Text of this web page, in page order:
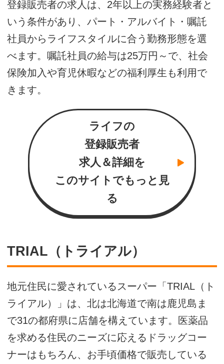
登録販売者の求人は、2年以上の実務経験者と
いう条件があり、パート・アルバイト・嘱託
社員からライフスタイルに合う勤務形態を選
べます。嘱託社員の給与は25万円～で、社会
保険加入や育児休暇などの福利厚生も利用で
きます。
ライフの
登録販売者
求人＆詳細を
このサイトでもっと見
る
TRIAL（トライアル）
地元住民に愛されているスーパー「TRIAL（ト
ライアル）」は、北は北海道で南は鹿児島ま
で31の都府県に店舗を構えています。医薬品
を求める住民のニーズに応えるドラッグコー
ナーはもちろん、お手頃価格で販売している